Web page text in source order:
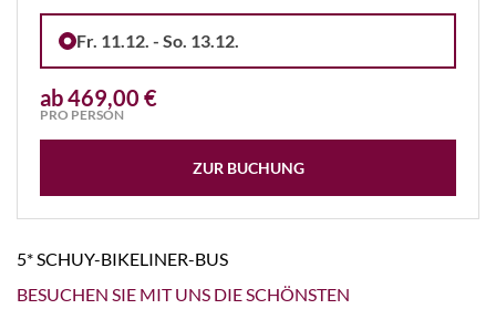
Fr. 11.12. - So. 13.12.
ab 469,00 €
PRO PERSON
ZUR BUCHUNG
5* SCHUY-BIKELINER-BUS
BESUCHEN SIE MIT UNS DIE SCHÖNSTEN